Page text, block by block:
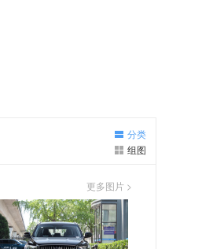
分类
组图
更多图片 >